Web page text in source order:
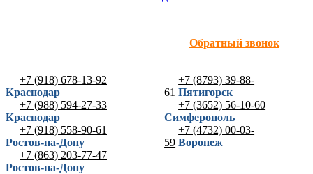
Обратный звонок
+7 (918) 678-13-92
Краснодар
+7 (988) 594-27-33
Краснодар
+7 (918) 558-90-61
Ростов-на-Дону
+7 (863) 203-77-47
Ростов-на-Дону
+7 (8793) 39-88-
61 Пятигорск
+7 (3652) 56-10-60
Симферополь
+7 (4732) 00-03-
59 Воронеж